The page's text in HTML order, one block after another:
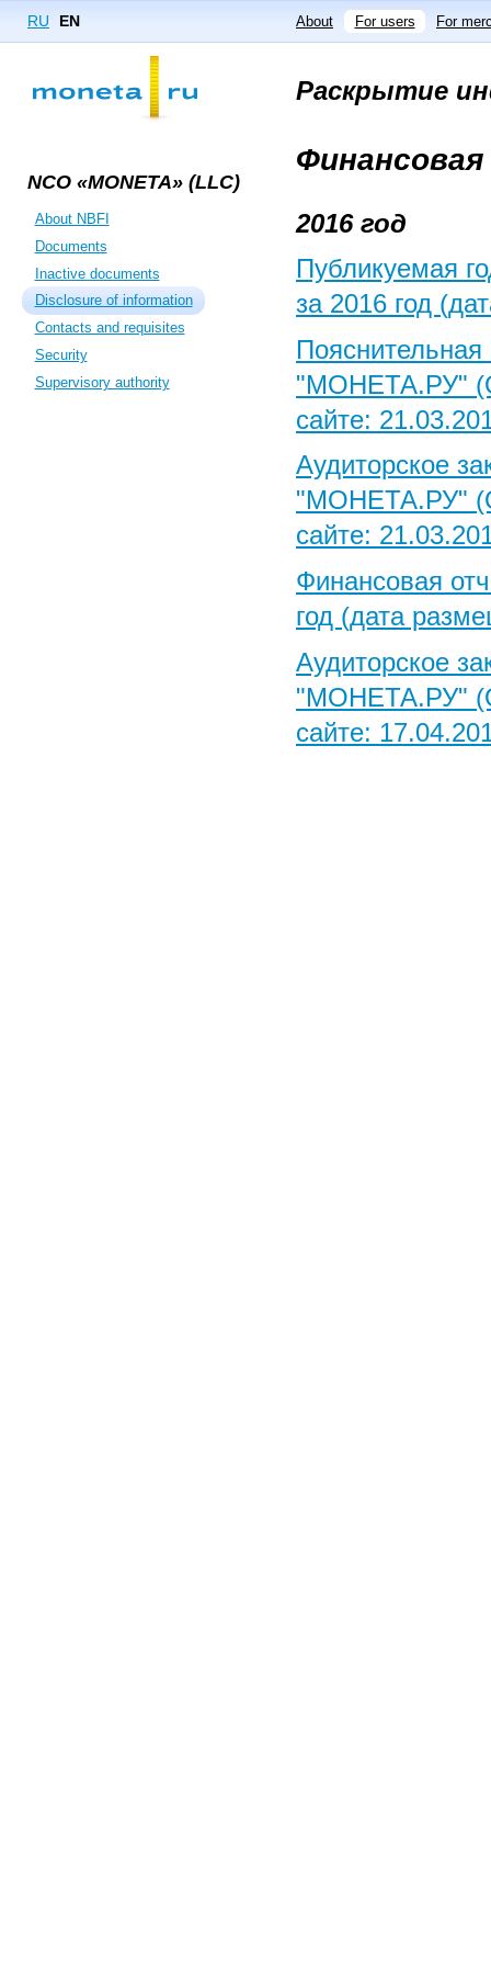
RU EN About For users For
Раскрытие
NCO «MONETA» (LLC)
About NBFI
Documents
Inactive documents
Disclosure of information
Contacts and requisites
Security
Supervisory authority
2016 год
Публикуемая
за 2016 год
"МОНЕТА.РУ"
сайте:
Аудиторское
"МОНЕТА.РУ"
сайте:
Финансовая
год (дата
Аудиторское
"МОНЕТА.РУ"
сайте: